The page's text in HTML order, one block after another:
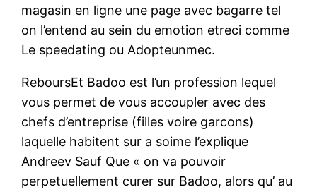
magasin en ligne une page avec bagarre tel
on l’entend au sein du emotion etreci comme
Le speedating ou Adopteunmec.
ReboursEt Badoo est l’un profession lequel
vous permet de vous accoupler avec des
chefs d’entreprise (filles voire garcons)
laquelle habitent sur a soime l’explique
Andreev Sauf Que « on va pouvoir
perpetuellement curer sur Badoo, alors qu’ au